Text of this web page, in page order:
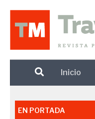
Debajo del contenido
Inicio
EN PORTADA